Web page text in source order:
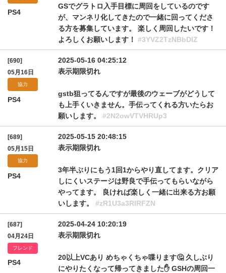
PS4
GSでグラトロ入手目標に周回をしているのです
が、マンネリ化してきたので一緒に回ってくださ
る方を募集しています。 楽しく周回したいです！
よろしくお願いします！ #3YVZ2TzNBbDlZ
[690]
05月16日
協力
PS4
2025-05-16 04:25:12
表示期限切れ
gstb狙ってるんですが最後のウェーブがどうして
も上手くいきません。手伝ってくれる方いたらお
願いします。 #2N2owVTVHRUp3
[689]
05月15日
協力
PS4
2025-05-15 20:48:15
表示期限切れ
3年半ぶりにもう1回1からやり直してます。クリア
しにくいステージは野良で手伝ってもらいながら
やってます。 良ければ楽しく一緒に出来る方お願
いします。 #zR1U3a3RlRFZN
[687]
04月24日
フレンド
PS4
2025-04-24 10:20:19
表示期限切れ
20以上VCあり めちゃくちゃ喋ります🤔 久しぶり
にやりたくなって帰ってきました✋ GSHの周回一